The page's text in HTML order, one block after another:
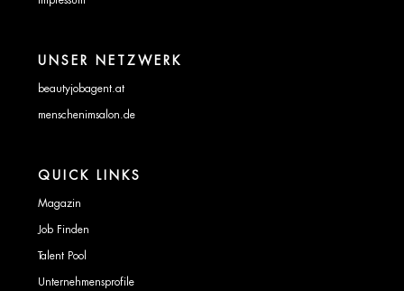
UNSER NETZWERK
beautyjobagent.at
menschenimsalon.de
QUICK LINKS
Magazin
Job Finden
Talent Pool
Unternehmensprofile